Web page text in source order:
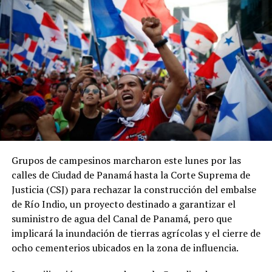
panameña disminuyó de 11.9 % a 11.3 % del PIB, en
contraste con el incremento de 0.2 puntos
porcentuales registrado por el promedio regional.
ADVERTISEMENT
Los datos coinciden con las estadísticas del Ministerio
de Economía y Finanzas (MEF), que muestran una
tendencia descendente en los ingresos del Gobierno
Central. La relación entre los ingresos tributarios y el
PIB pasó de 13 % en 2012 a 7.1 % en 2025, mientras que
los ingresos totales del Gobierno Central disminuyeron
de 18.7 % a 11.7 % en el mismo período.
Grupos de campesinos marcharon este lunes por las
calles de Ciudad de Panamá hasta la Corte Suprema de
Justicia (CSJ) para rechazar la construcción del embalse
de Río Indio, un proyecto destinado a garantizar el
suministro de agua del Canal de Panamá, pero que
implicará la inundación de tierras agrícolas y el cierre de
ocho cementerios ubicados en la zona de influencia.